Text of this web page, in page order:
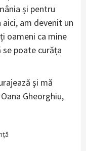
și pentru
am devenit un
oameni ca mine
se poate curăța
și mă
Gheorghiu,